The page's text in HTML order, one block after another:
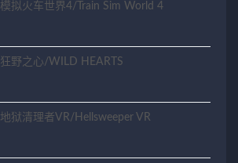
模拟火车世界4/Train Sim World 4
狂野之心/WILD HEARTS
地狱清理者VR/Hellsweeper VR